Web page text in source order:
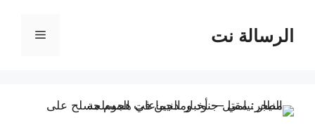
المحتوىالرسالة نت القائمة